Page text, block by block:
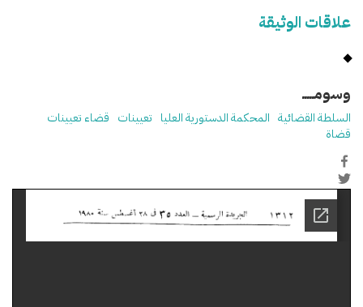
علاقات الوثيقة
وسومـــــ
السلطة القضائية المحكمة الدستورية العليا تعيينات قضاء تعيينات
قضاة